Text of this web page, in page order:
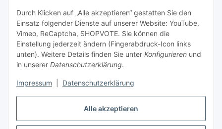
Alle akzeptieren
Durch Klicken auf „Alle akzeptieren“ gestatten Sie den
Einsatz folgender Dienste auf unserer Website: YouTube,
Vimeo, ReCaptcha, SHOPVOTE. Sie können die
Einstellung jederzeit ändern (Fingerabdruck-Icon links
unten). Weitere Details finden Sie unter Konfigurieren und
in unserer Datenschutzerklärung.
Impressum Datenschutzerklärung